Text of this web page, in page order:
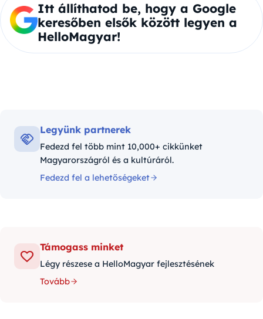
Itt állíthatod be, hogy a Google
keresőben elsők között legyen a
HelloMagyar!
Legyünk partnerek
Fedezd fel több mint 10,000+ cikkünket
Magyarországról és a kultúráról.
Fedezd fel a lehetőségeket
Támogass minket
Légy részese a HelloMagyar fejlesztésének
Tovább